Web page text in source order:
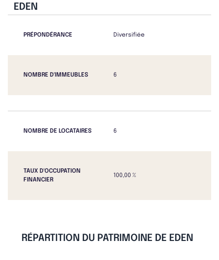
EDEN
PRÉPONDÉRANCE Diversifiée
NOMBRE D'IMMEUBLES 6
NOMBRE DE LOCATAIRES 6
TAUX D'OCCUPATION
FINANCIER
100,00 %
RÉPARTITION DU PATRIMOINE DE EDEN